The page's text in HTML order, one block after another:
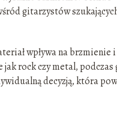
gitarzystów
wpływa na brzmienie i
rock czy metal, podczas
decyzją, która